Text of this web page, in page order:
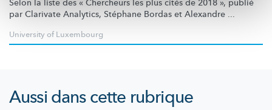
Selon la liste des « Chercheurs les plus cités de 2018 », publié
par Clarivate Analytics, Stéphane Bordas et Alexandre ...
University of Luxembourg
Aussi dans cette rubrique